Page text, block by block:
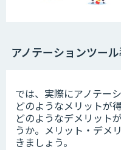
アノテーションツー
では、実際にアノテー
どのようなメリットが
どのようなデメリット
うか。メリット・デメ
きましょう。